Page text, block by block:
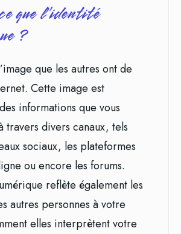
que l’identité
?
que les autres ont de
Cette image est
informations que vous
travers divers canaux, tels
sociaux, les plateformes
ou encore les forums.
reflète également les
autres personnes à votre
elles interprètent votre